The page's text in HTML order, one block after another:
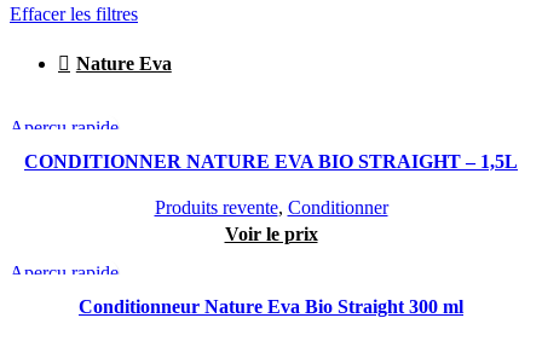
Effacer les filtres
Nature Eva
Aperçu rapide
CONDITIONNER NATURE EVA BIO STRAIGHT – 1,5L
Produits revente, Conditionner
Voir le prix
Aperçu rapide
Conditionneur Nature Eva Bio Straight 300 ml